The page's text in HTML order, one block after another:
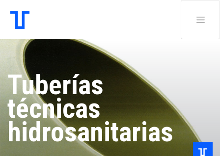
Tuberías
técnicas
hidrosanitarias